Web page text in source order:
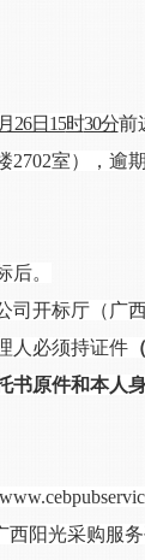
26日15时30分前
2702室），逾
后。
司开标厅（广
人必须持证件
原件和本人身
西阳光采购服